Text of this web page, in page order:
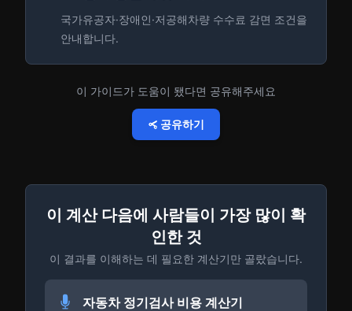
국가유공자·장애인·저공해차량 수수료 감면 조건을
안내합니다.
이 가이드가 도움이 됐다면 공유해주세요
공유하기
이 계산 다음에 사람들이 가장 많이 확
인한 것
이 결과를 이해하는 데 필요한 계산기만 골랐습니다.
자동차 정기검사 비용 계산기